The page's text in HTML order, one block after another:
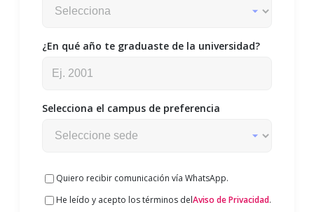
¿En qué año te graduaste de la universidad?
Selecciona el campus de preferencia
Quiero recibir comunicación vía WhatsApp.
He leído y acepto los términos delAviso de Privacidad.